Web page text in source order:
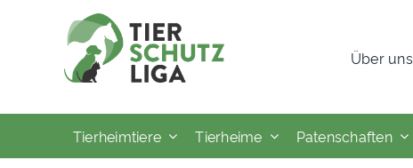
Über uns
Tierheimtiere Tierheime Patenschaften